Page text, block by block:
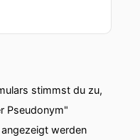
stimmst du zu,
Pseudonym"
werden